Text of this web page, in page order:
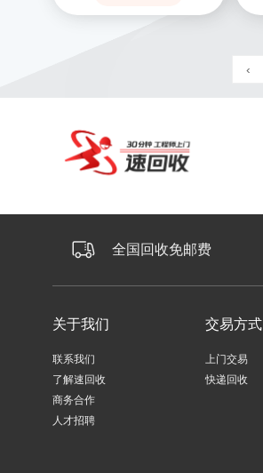
‹
全国回收免邮费
关于我们
联系我们
了解速回收
商务合作
人才招聘
交易方式
上门交易
快递回收